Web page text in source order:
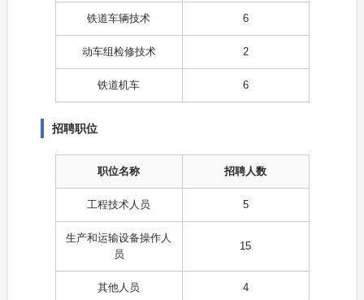
铁道车辆技术 6
动车组检修技术 2
铁道机车 6
招聘职位
职位名称 招聘人数
工程技术人员 5
生产和运输设备操作人
员
15
其他人员 4